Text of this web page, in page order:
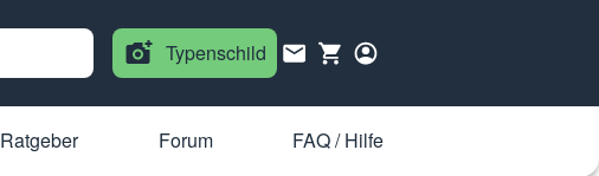
Typenschild
Ratgeber Forum FAQ / Hilfe